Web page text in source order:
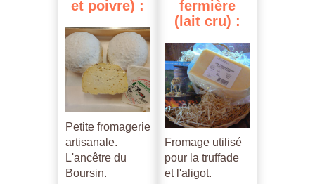
et poivre) :
Petite fromagerie
artisanale.
L'ancêtre du
Boursin.
fermière
(lait cru) :
Fromage utilisé
pour la truffade
et l'aligot.